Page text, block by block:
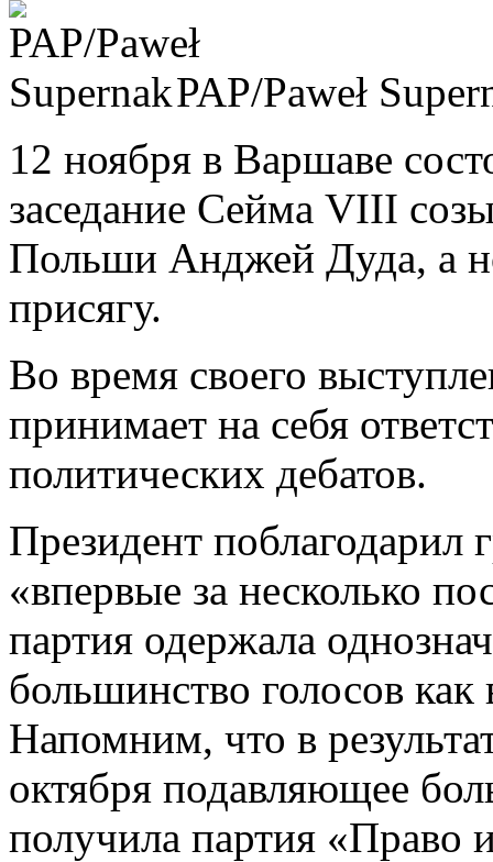
PAP/Paweł
12 ноября в Варшаве
заседание Сейма VIII
Польши Анджей Дуда, а
присягу.
Во время своего
принимает на себя
политических дебатов.
Президент поблагодарил
«впервые за несколько
партия одержала
большинство голосов
Напомним, что в
октября подавляющее
получила партия «Право